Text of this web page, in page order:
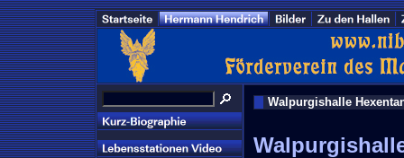
Walpurgishalle